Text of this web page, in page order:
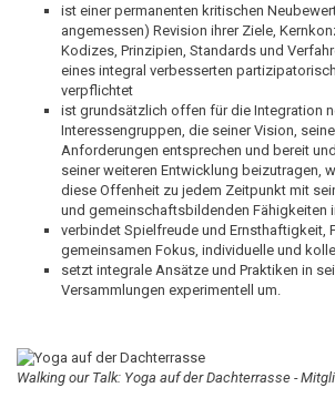
ist einer permanenten kritischen
angemessen) Revision ihrer Ziele,
Kodizes, Prinzipien, Standards und
eines integral verbesserten
verpflichtet
ist grundsätzlich offen für die Integration
Interessengruppen, die seiner Vision,
Anforderungen entsprechen und bereit
seiner weiteren Entwicklung beizutragen,
diese Offenheit zu jedem Zeitpunkt mit
und gemeinschaftsbildenden Fähigkeiten
verbindet Spielfreude und Ernsthaftigkeit,
gemeinsamen Fokus, individuelle und
setzt integrale Ansätze und Praktiken in
Versammlungen experimentell um.
Walking our Talk: Yoga auf der Dachterrasse -